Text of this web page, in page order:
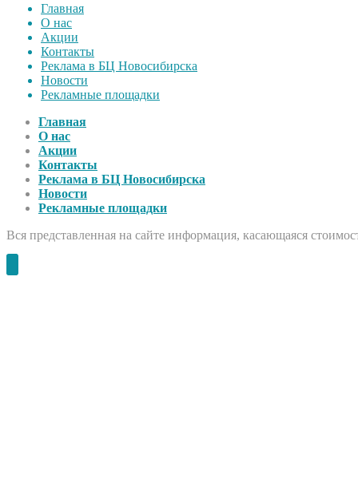
Главная
О нас
Акции
Контакты
Реклама в БЦ Новосибирска
Новости
Рекламные площадки
Главная
О нас
Акции
Контакты
Реклама в БЦ Новосибирска
Новости
Рекламные площадки
Вся представленная на сайте информация, касающаяся